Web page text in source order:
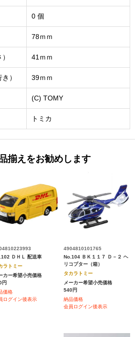
0 個
78ｍｍ
41ｍｍ
） 39ｍｍ
(C) TOMY
トミカ
揃えをお勧めします
ＤＨＬ 配送車
ラトミー
カー希望小売価格
円
価格
ログイン後表示
4904810101765
No.104 ＢＫ１１７ Ｄ－２ ヘ
リコプター（箱）
タカラトミー
メーカー希望小売価格
540円
納品価格
会員ログイン後表示